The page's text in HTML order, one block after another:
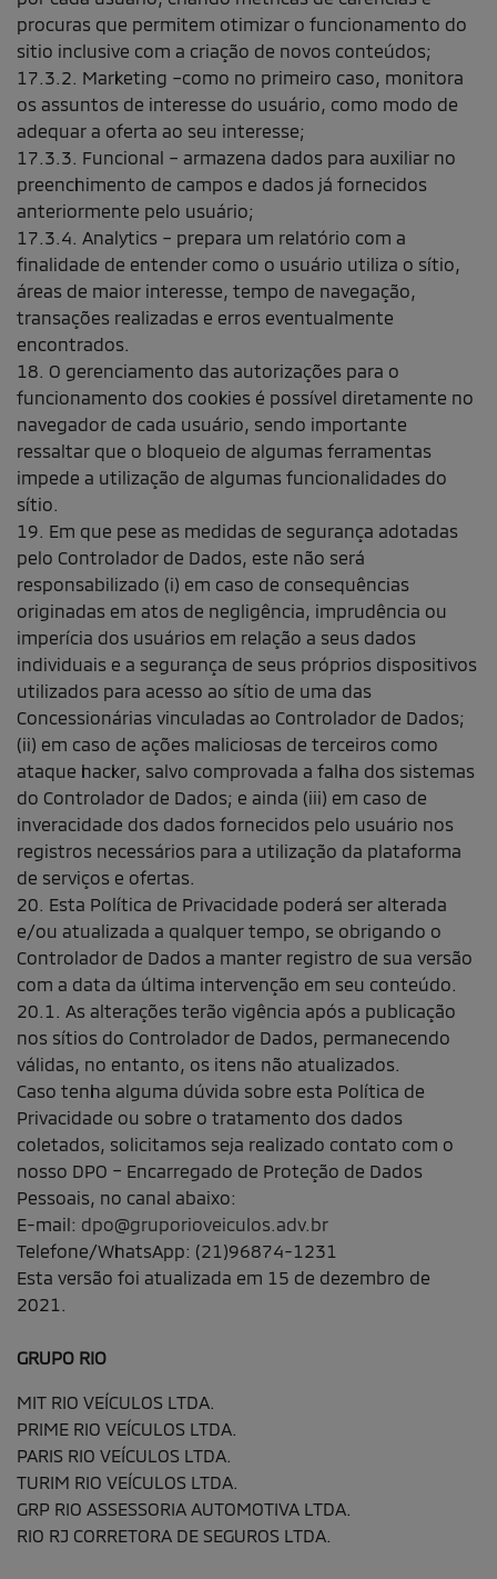
procuras que permitem otimizar o funcionamento do
sitio inclusive com a criação de novos conteúdos;
17.3.2. Marketing –como no primeiro caso, monitora
os assuntos de interesse do usuário, como modo de
adequar a oferta ao seu interesse;
17.3.3. Funcional – armazena dados para auxiliar no
preenchimento de campos e dados já fornecidos
anteriormente pelo usuário;
17.3.4. Analytics – prepara um relatório com a
finalidade de entender como o usuário utiliza o sítio,
áreas de maior interesse, tempo de navegação,
transações realizadas e erros eventualmente
encontrados.
18. O gerenciamento das autorizações para o
funcionamento dos cookies é possível diretamente no
navegador de cada usuário, sendo importante
ressaltar que o bloqueio de algumas ferramentas
impede a utilização de algumas funcionalidades do
sítio.
19. Em que pese as medidas de segurança adotadas
pelo Controlador de Dados, este não será
responsabilizado (i) em caso de consequências
originadas em atos de negligência, imprudência ou
imperícia dos usuários em relação a seus dados
individuais e a segurança de seus próprios dispositivos
utilizados para acesso ao sítio de uma das
Concessionárias vinculadas ao Controlador de Dados;
(ii) em caso de ações maliciosas de terceiros como
ataque hacker, salvo comprovada a falha dos sistemas
do Controlador de Dados; e ainda (iii) em caso de
inveracidade dos dados fornecidos pelo usuário nos
registros necessários para a utilização da plataforma
de serviços e ofertas.
20. Esta Política de Privacidade poderá ser alterada
e/ou atualizada a qualquer tempo, se obrigando o
Controlador de Dados a manter registro de sua versão
com a data da última intervenção em seu conteúdo.
20.1. As alterações terão vigência após a publicação
nos sítios do Controlador de Dados, permanecendo
válidas, no entanto, os itens não atualizados.
Caso tenha alguma dúvida sobre esta Política de
Privacidade ou sobre o tratamento dos dados
coletados, solicitamos seja realizado contato com o
nosso DPO – Encarregado de Proteção de Dados
Pessoais, no canal abaixo:
E-mail: dpo@gruporioveiculos.adv.br
Telefone/WhatsApp: (21)96874-1231
Esta versão foi atualizada em 15 de dezembro de
2021.
GRUPO RIO
MIT RIO VEÍCULOS LTDA.
PRIME RIO VEÍCULOS LTDA.
PARIS RIO VEÍCULOS LTDA.
TURIM RIO VEÍCULOS LTDA.
GRP RIO ASSESSORIA AUTOMOTIVA LTDA.
RIO RJ CORRETORA DE SEGUROS LTDA.